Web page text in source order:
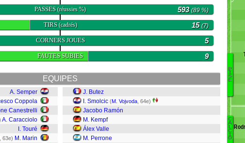
PASSES(réussies %) 593(89 %)
TIRS(cadrés) 15(7)
CORNERS JOUES 5
FAUTES SUBIES 9
EQUIPES
A. Semper
Coppola
Canestrelli
A. Caracciolo
I. Touré
, 63e) M. Marin
J. Butez
I. Smolcic (M. Vojvoda , 64e)
Jacobo Ramón
M. Kempf
Álex Valle
M. Perrone
P
I
S
E
C
A
L
C
I
O